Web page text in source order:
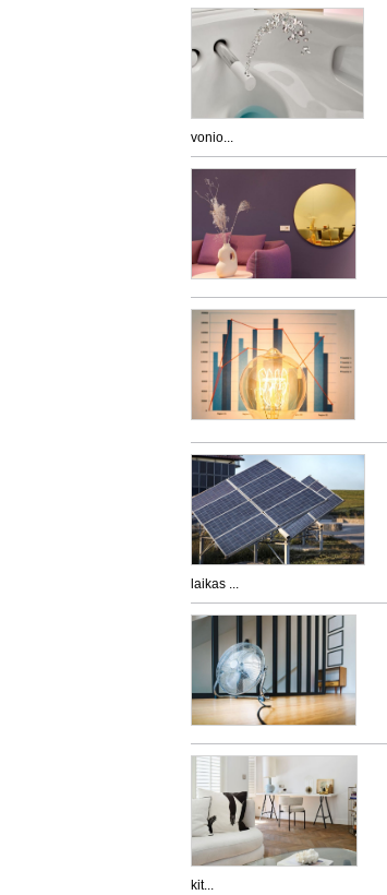
vonio...
laikas ...
kit...